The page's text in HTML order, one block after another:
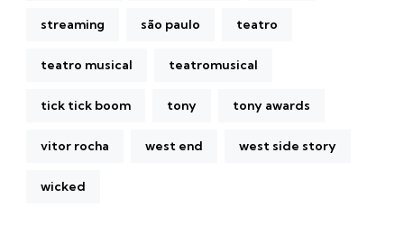
streaming são paulo teatro
teatro musical teatromusical
tick tick boom tony tony awards
vitor rocha west end west side story
wicked